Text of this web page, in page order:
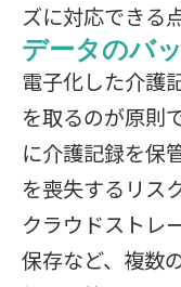
ズに対応できる
データのバ
電子化した介護
を取るのが原則
に介護記録を保
を喪失するリス
クラウドストレ
保存など、複数